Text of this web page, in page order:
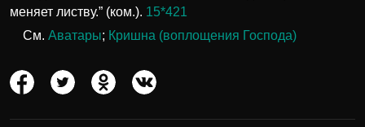
меняет листву.” (ком.). 15*421
См. Аватары; Кришна (воплощения Господа)